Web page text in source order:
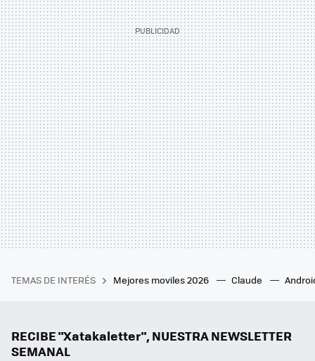
TEMAS DE INTERÉS Mejores moviles 2026 Claude
RECIBE "Xatakaletter", NUESTRA NEWSLETTER
SEMANAL